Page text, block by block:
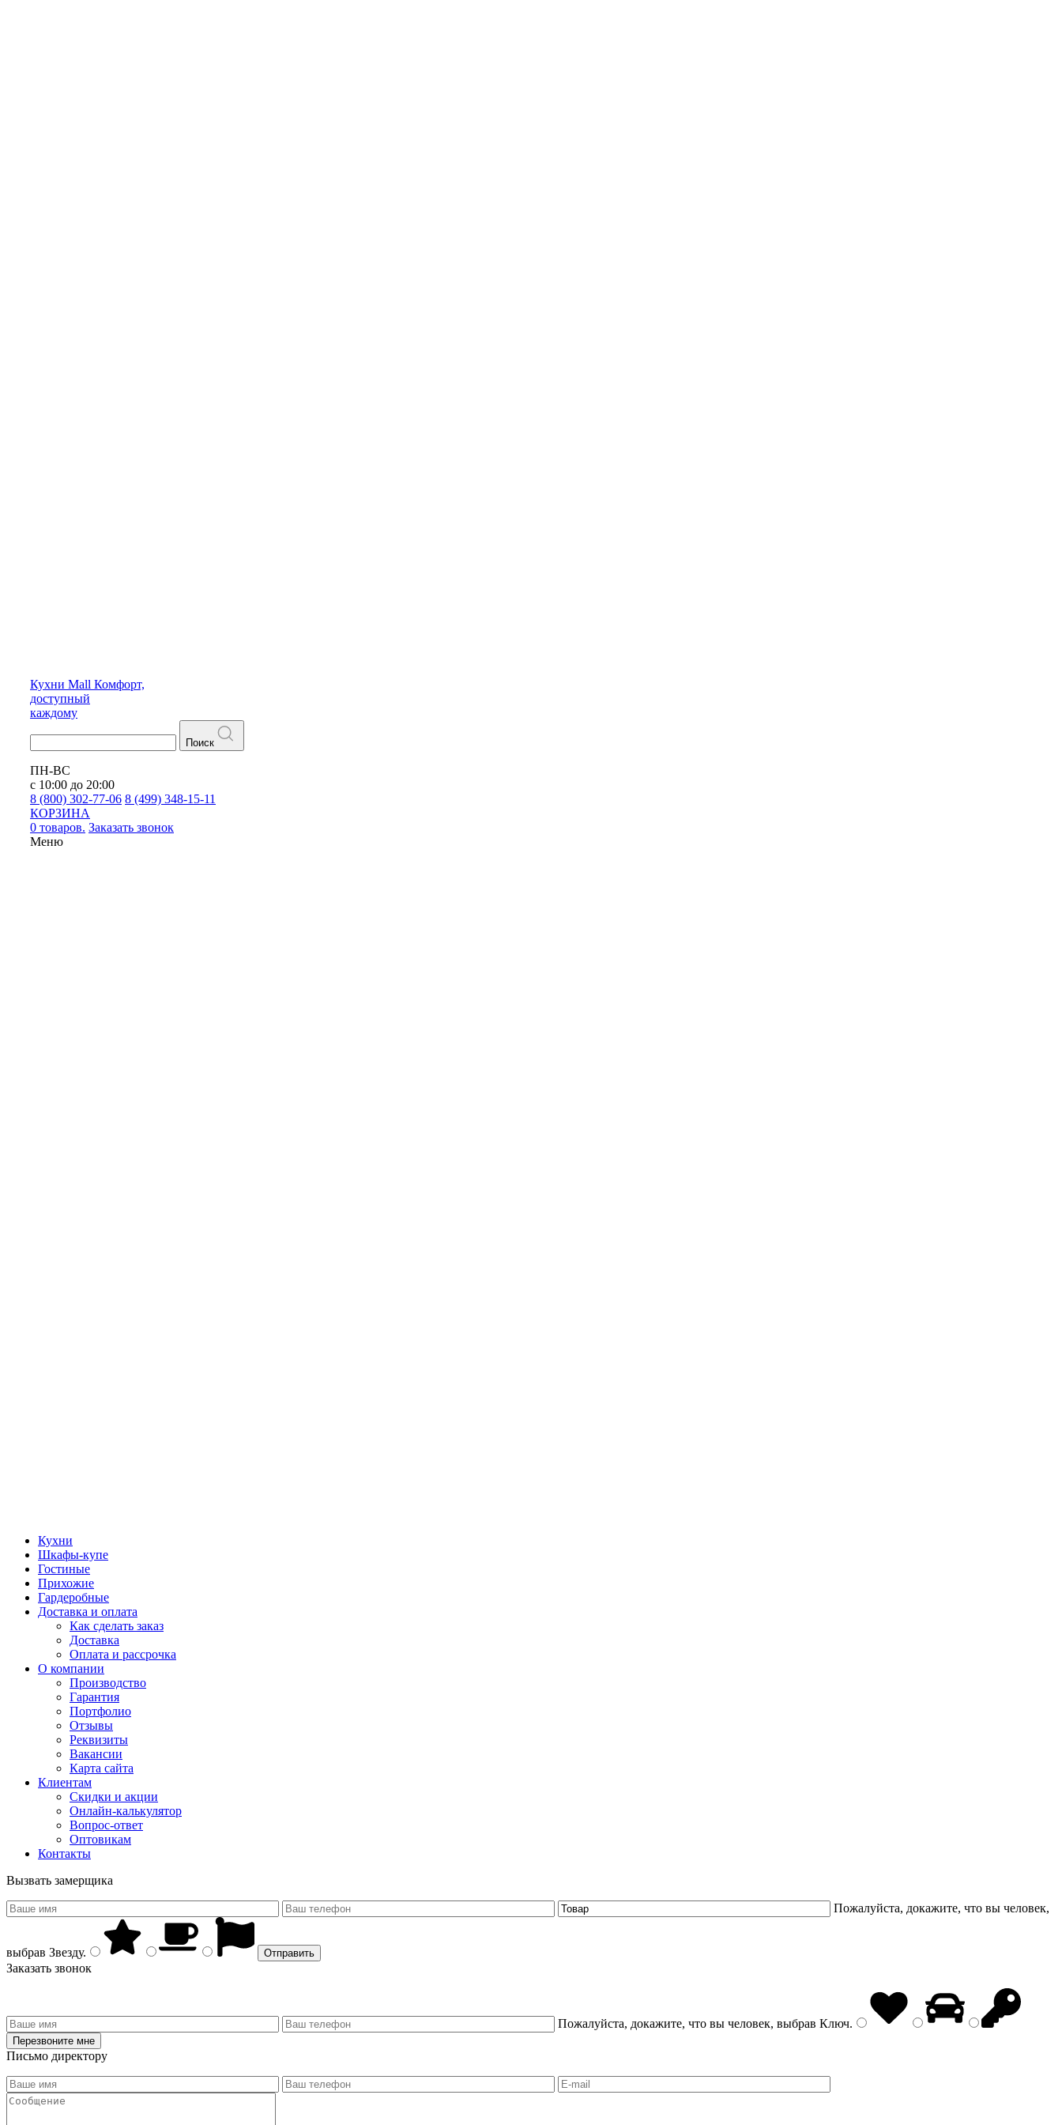
Кухни Mall Комфорт,
доступный
каждому
Поиск
ПН-ВС
с 10:00 до 20:00
8 (800) 302-77-06 8 (499) 348-15-11
КОРЗИНА
0 товаров. Заказать звонок
Меню
Кухни
Шкафы-купе
Гостиные
Прихожие
Гардеробные
Доставка и оплата
Как сделать заказ
Доставка
Оплата и рассрочка
О компании
Производство
Гарантия
Портфолио
Отзывы
Реквизиты
Вакансии
Карта сайта
Клиентам
Скидки и акции
Онлайн-калькулятор
Вопрос-ответ
Оптовикам
Контакты
Вызвать замерщика
Пожалуйста, докажите, что вы человек,
выбрав Звезду.
Заказать звонок
Пожалуйста, докажите, что вы человек, выбрав Ключ.
Письмо директору